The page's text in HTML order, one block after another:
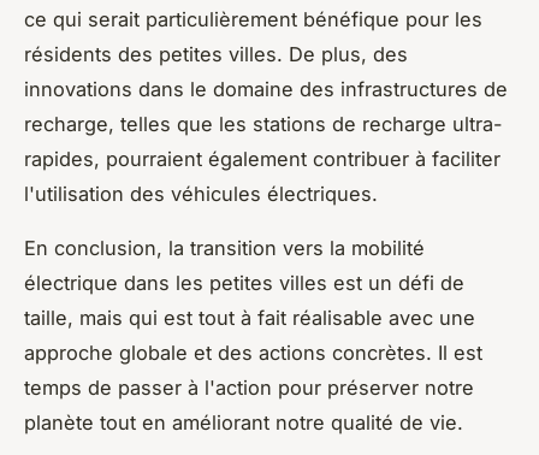
ce qui serait particulièrement bénéfique pour les
résidents des petites villes. De plus, des
innovations dans le domaine des infrastructures de
recharge, telles que les stations de recharge ultra-
rapides, pourraient également contribuer à faciliter
l'utilisation des véhicules électriques.
En conclusion, la transition vers la mobilité
électrique dans les petites villes est un défi de
taille, mais qui est tout à fait réalisable avec une
approche globale et des actions concrètes. Il est
temps de passer à l'action pour préserver notre
planète tout en améliorant notre qualité de vie.